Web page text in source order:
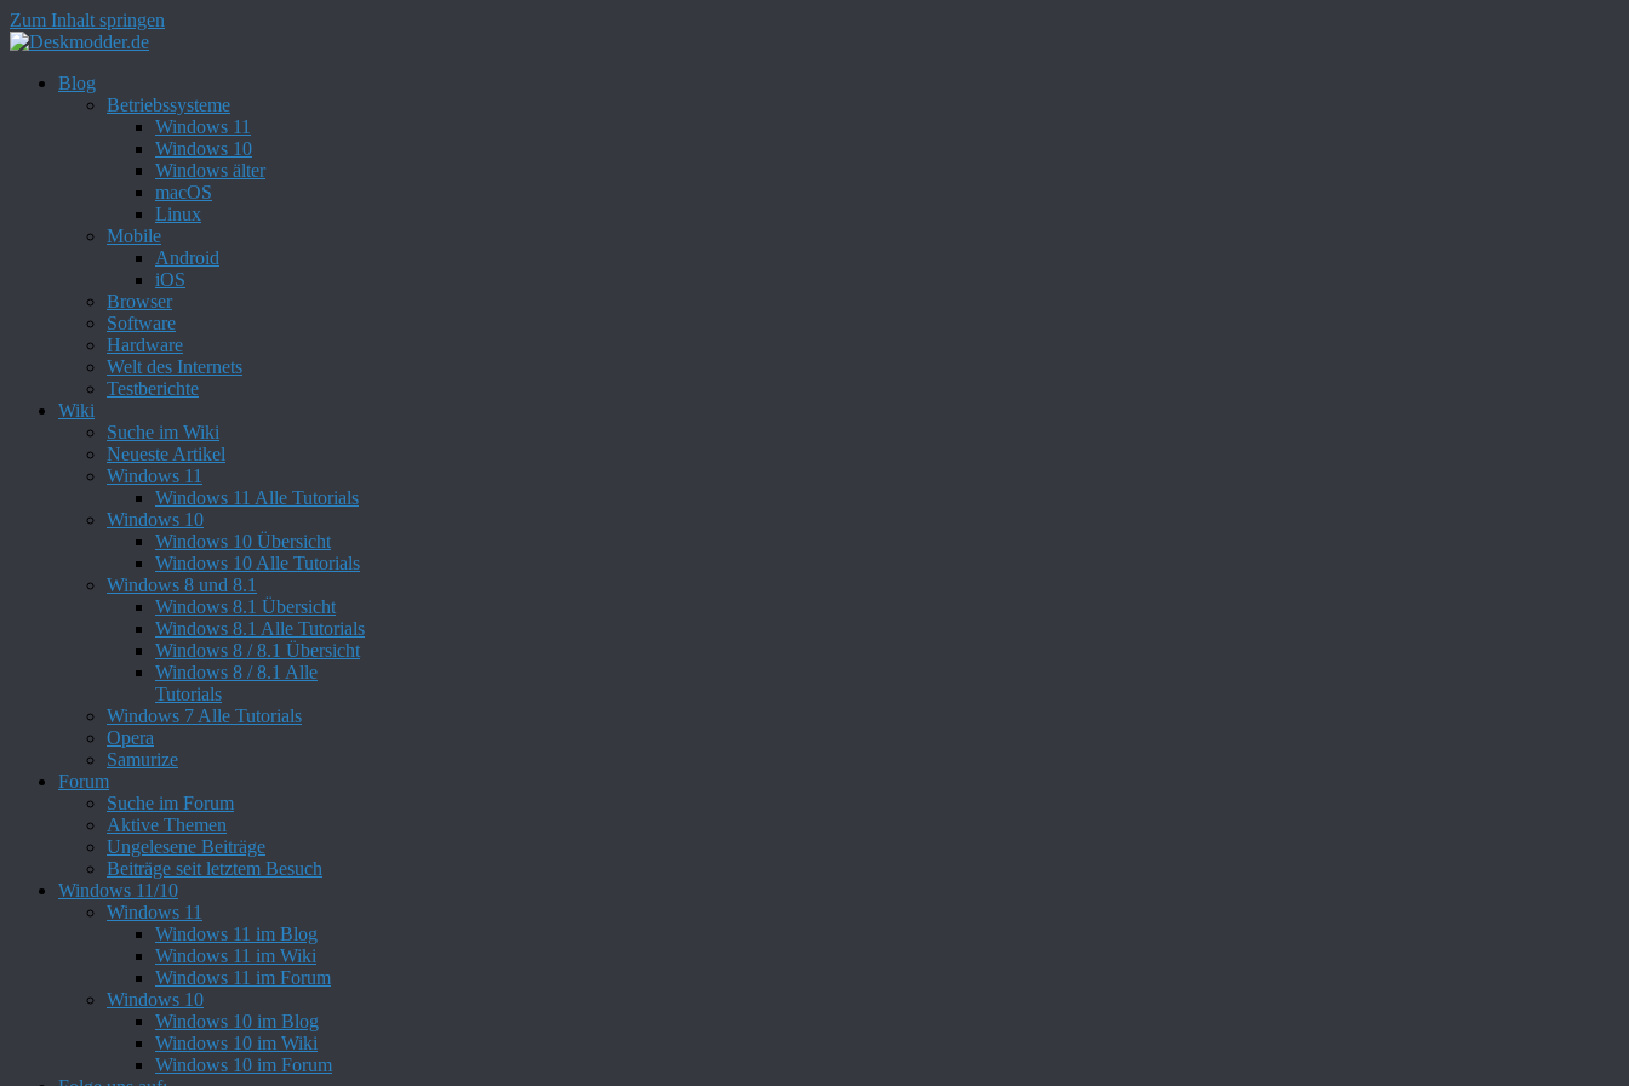
Zum Inhalt springen
Blog
Betriebssysteme
Windows 11
Windows 10
Windows älter
macOS
Linux
Mobile
Android
iOS
Browser
Software
Hardware
Welt des Internets
Testberichte
Wiki
Suche im Wiki
Neueste Artikel
Windows 11
Windows 11 Alle Tutorials
Windows 10
Windows 10 Übersicht
Windows 10 Alle Tutorials
Windows 8 und 8.1
Windows 8.1 Übersicht
Windows 8.1 Alle Tutorials
Windows 8 / 8.1 Übersicht
Windows 8 / 8.1 Alle
Tutorials
Windows 7 Alle Tutorials
Opera
Samurize
Forum
Suche im Forum
Aktive Themen
Ungelesene Beiträge
Beiträge seit letztem Besuch
Windows 11/10
Windows 11
Windows 11 im Blog
Windows 11 im Wiki
Windows 11 im Forum
Windows 10
Windows 10 im Blog
Windows 10 im Wiki
Windows 10 im Forum